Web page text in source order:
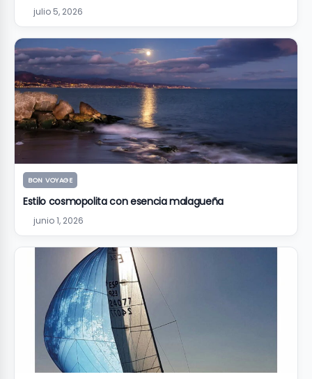
julio 5, 2026
BON VOYAGE
Estilo cosmopolita con esencia malagueña
junio 1, 2026